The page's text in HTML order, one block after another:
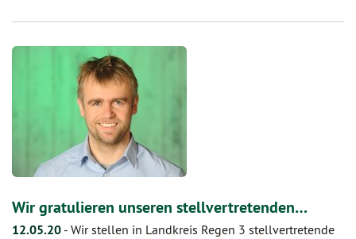
Wir gratulieren unseren stellvertretenden…
12.05.20 - Wir stellen in Landkreis Regen 3 stellvertretende